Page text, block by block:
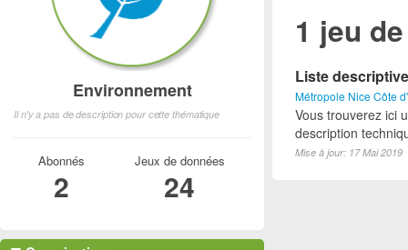
1 jeu
Liste
Métropole Nice Côte
Vous trouverez ici
description
Mise à jour: 17 Mai 2019
Environnement
Il n'y a pas de description pour cette thématique
Abonnés
2
Jeux de données
24